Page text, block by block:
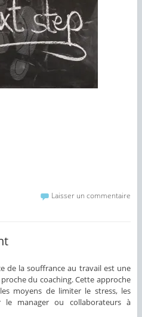
Laisser un commentaire
de la souffrance au travail est une
du coaching. Cette approche
moyens de limiter le stress, les
le manager ou collaborateurs à